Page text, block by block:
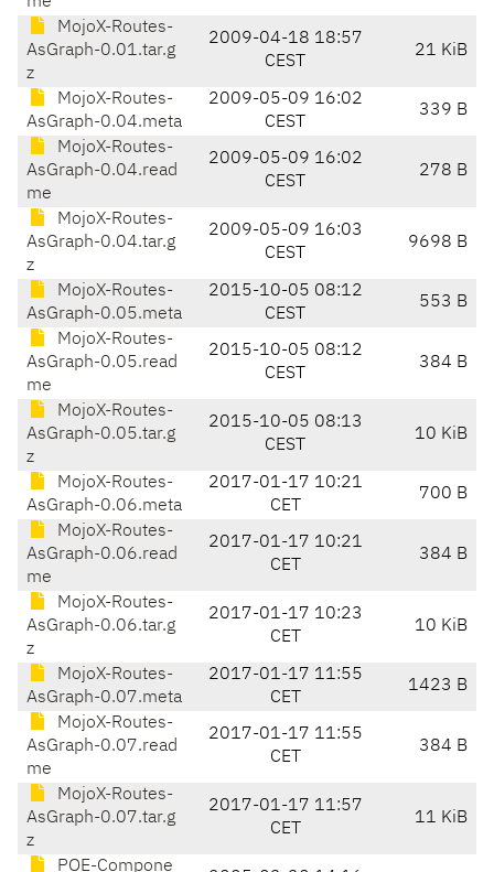
MojoX-Routes-
AsGraph-0.01.tar.g
z
2009-04-18 18:57
CEST
21 KiB
MojoX-Routes-
AsGraph-0.04.meta
2009-05-09 16:02
CEST
339 B
MojoX-Routes-
AsGraph-0.04.read
me
2009-05-09 16:02
CEST
278 B
MojoX-Routes-
AsGraph-0.04.tar.g
z
2009-05-09 16:03
CEST
9698 B
MojoX-Routes-
AsGraph-0.05.meta
2015-10-05 08:12
CEST
553 B
MojoX-Routes-
AsGraph-0.05.read
me
2015-10-05 08:12
CEST
384 B
MojoX-Routes-
AsGraph-0.05.tar.g
z
2015-10-05 08:13
CEST
10 KiB
MojoX-Routes-
AsGraph-0.06.meta
2017-01-17 10:21
CET
700 B
MojoX-Routes-
AsGraph-0.06.read
me
2017-01-17 10:21
CET
384 B
MojoX-Routes-
AsGraph-0.06.tar.g
z
2017-01-17 10:23
CET
10 KiB
MojoX-Routes-
AsGraph-0.07.meta
2017-01-17 11:55
CET
1423 B
MojoX-Routes-
AsGraph-0.07.read
me
2017-01-17 11:55
CET
384 B
MojoX-Routes-
AsGraph-0.07.tar.g
z
2017-01-17 11:57
CET
11 KiB
POE-Compone